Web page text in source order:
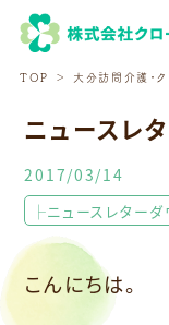
TOP 大分訪問介護・
ニュースレ
2017/03/14
├ニュースレターダ
こんにちは。